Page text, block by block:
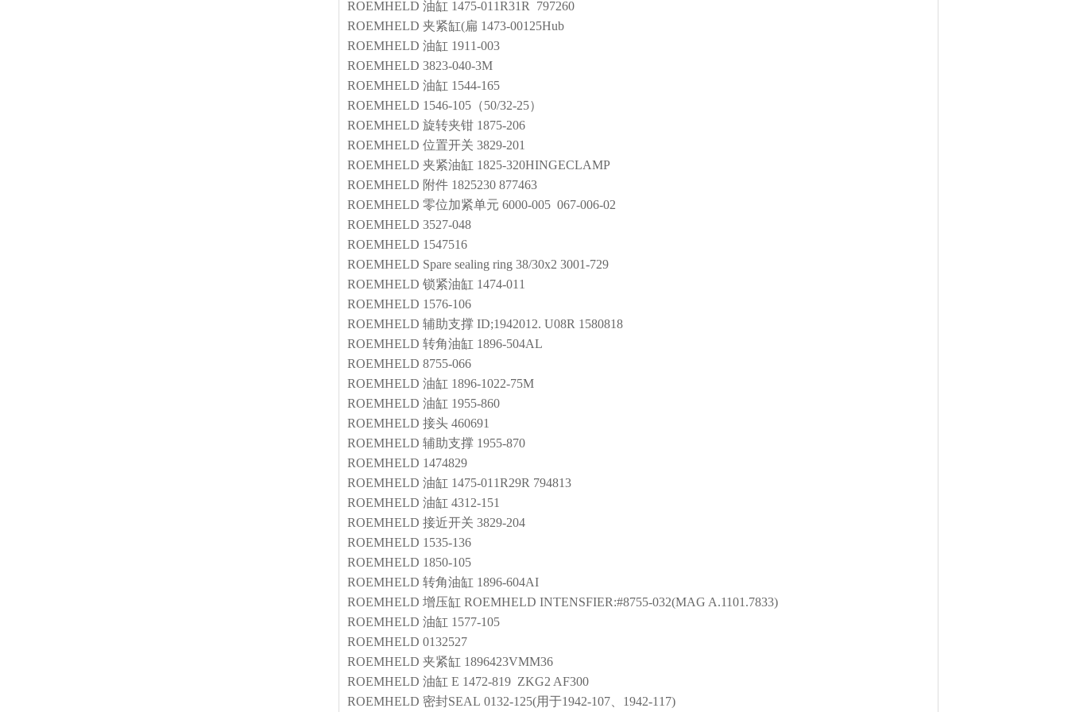
ROEMHELD 油缸 1475-011R31R 797260
ROEMHELD 夹紧缸(扁 1473-00125Hub
ROEMHELD 油缸 1911-003
ROEMHELD 3823-040-3M
ROEMHELD 油缸 1544-165
ROEMHELD 1546-105（50/32-25）
ROEMHELD 旋转夹钳 1875-206
ROEMHELD 位置开关 3829-201
ROEMHELD 夹紧油缸 1825-320HINGECLAMP
ROEMHELD 附件 1825230 877463
ROEMHELD 零位加紧单元 6000-005 067-006-02
ROEMHELD 3527-048
ROEMHELD 1547516
ROEMHELD Spare sealing ring 38/30x2 3001-729
ROEMHELD 锁紧油缸 1474-011
ROEMHELD 1576-106
ROEMHELD 辅助支撑 ID;1942012. U08R 1580818
ROEMHELD 转角油缸 1896-504AL
ROEMHELD 8755-066
ROEMHELD 油缸 1896-1022-75M
ROEMHELD 油缸 1955-860
ROEMHELD 接头 460691
ROEMHELD 辅助支撑 1955-870
ROEMHELD 1474829
ROEMHELD 油缸 1475-011R29R 794813
ROEMHELD 油缸 4312-151
ROEMHELD 接近开关 3829-204
ROEMHELD 1535-136
ROEMHELD 1850-105
ROEMHELD 转角油缸 1896-604AI
ROEMHELD 增压缸 ROEMHELD INTENSFIER:#8755-032(MAG A.1101.7833)
ROEMHELD 油缸 1577-105
ROEMHELD 0132527
ROEMHELD 夹紧缸 1896423VMM36
ROEMHELD 油缸 E 1472-819 ZKG2 AF300
ROEMHELD 密封SEAL 0132-125(用于1942-107、1942-117)